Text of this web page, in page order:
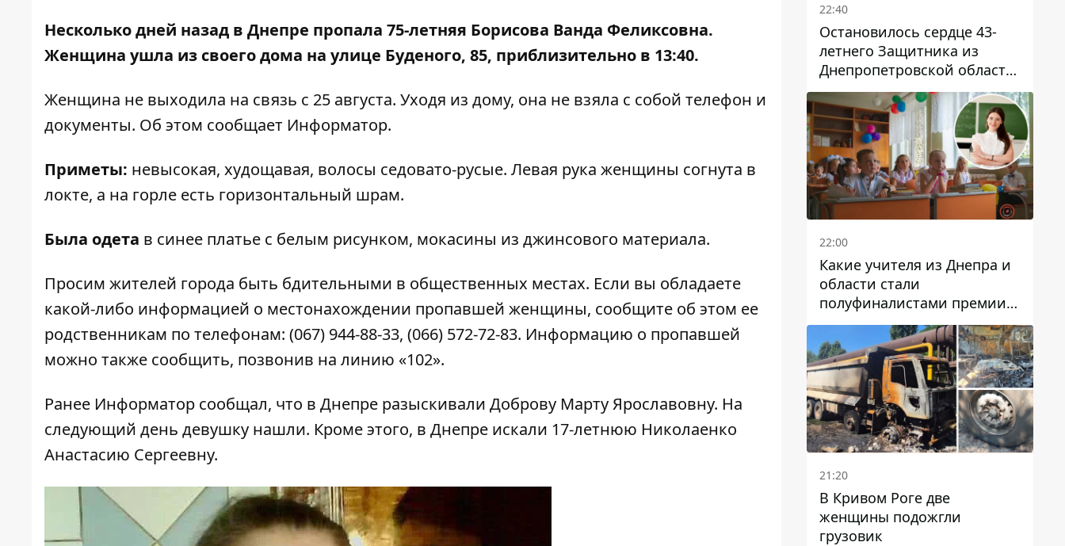
Несколько дней назад в Днепре пропала 75-летняя Борисова Ванда Феликсовна.
Женщина ушла из своего дома на улице Буденого, 85, приблизительно в 13:40.
Женщина не выходила на связь с 25 августа. Уходя из дому, она не взяла с собой телефон и
документы. Об этом сообщает Информатор.
Приметы: невысокая, худощавая, волосы седовато-русые. Левая рука женщины согнута в
локте, а на горле есть горизонтальный шрам.
Была одета в синее платье с белым рисунком, мокасины из джинсового материала.
Просим жителей города быть бдительными в общественных местах. Если вы обладаете
какой-либо информацией о местонахождении пропавшей женщины, сообщите об этом ее
родственникам по телефонам: (067) 944-88-33, (066) 572-72-83. Информацию о пропавшей
можно также сообщить, позвонив на линию «102».
Ранее Информатор сообщал, что в Днепре разыскивали Доброву Марту Ярославовну. На
следующий день девушку нашли. Кроме этого, в Днепре искали 17-летнюю Николаенко
Анастасию Сергеевну.
22:40
Остановилось сердце 43-
летнего Защитника из
Днепропетровской области
Евгения Зинченко
22:00
Какие учителя из Днепра и
области стали
полуфиналистами премии
Global Teacher Prize Ukraine
2026
21:20
В Кривом Роге две
женщины подожгли
грузовик